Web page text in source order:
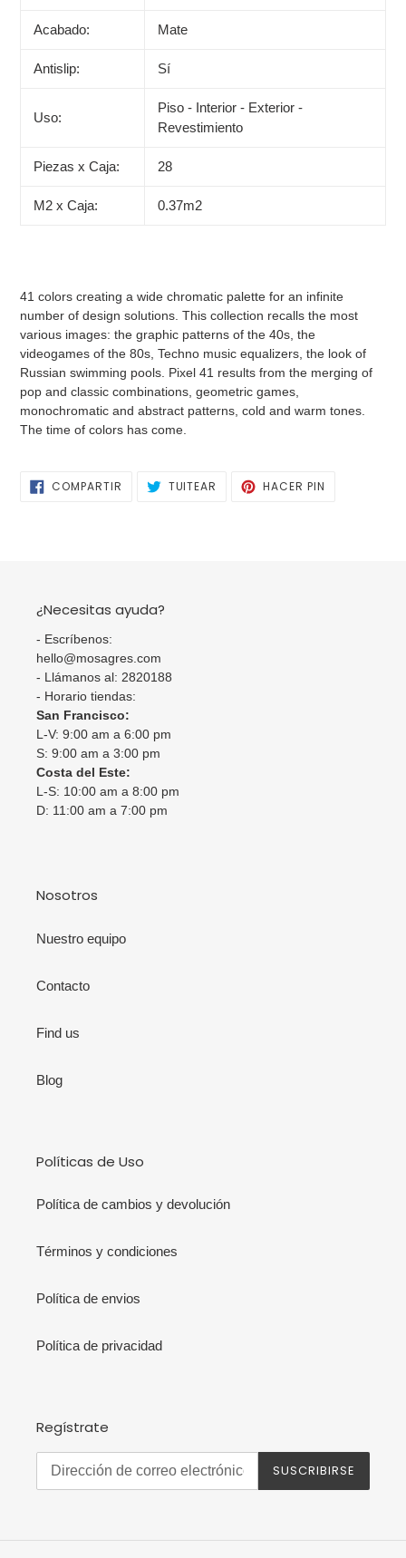
Acabado: Mate
Antislip: Sí
Uso:
Piso - Interior - Exterior -
Revestimiento
Piezas x Caja: 28
M2 x Caja: 0.37m2
41 colors creating a wide chromatic palette for an infinite
number of design solutions. This collection recalls the most
various images: the graphic patterns of the 40s, the
videogames of the 80s, Techno music equalizers, the look of
Russian swimming pools. Pixel 41 results from the merging of
pop and classic combinations, geometric games,
monochromatic and abstract patterns, cold and warm tones.
The time of colors has come.
COMPARTIR COMPARTIRTUITEAR TUITEARHACER PIN
¿Necesitas ayuda?
- Escríbenos:
hello@mosagres.com
- Llámanos al: 2820188
- Horario tiendas:
San Francisco:
L-V: 9:00 am a 6:00 pm
S: 9:00 am a 3:00 pm
Costa del Este:
L-S: 10:00 am a 8:00 pm
D: 11:00 am a 7:00 pm
Nosotros
Nuestro equipo
Contacto
Find us
Blog
Políticas de Uso
Política de cambios y devolución
Términos y condiciones
Política de envios
Política de privacidad
Regístrate
SUSCRIBIRSE